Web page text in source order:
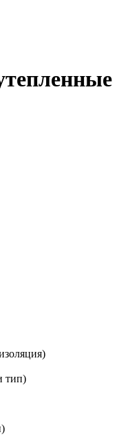
тип)